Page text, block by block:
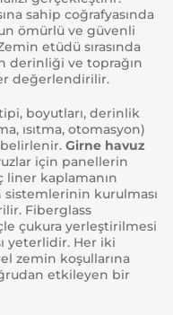
sahip coğrafyasında
ömürlü ve güvenli
etüdü sırasında
derinliği ve toprağın
değerlendirilir.
boyutları, derinlik
ısıtma, otomasyon)
Girne havuz
için panellerin
liner kaplamanın
sistemlerinin kurulması
Fiberglass
çukura yerleştirilmesi
yeterlidir. Her iki
zemin koşullarına
etkileyen bir